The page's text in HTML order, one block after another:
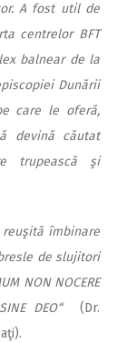
A fost util de
centrelor BFT
balnear de la
Dunării
care le oferă,
devină căutat
trupească şi
reuşită îmbinare
de slujitori
NON NOCERE
DEO“(Dr.